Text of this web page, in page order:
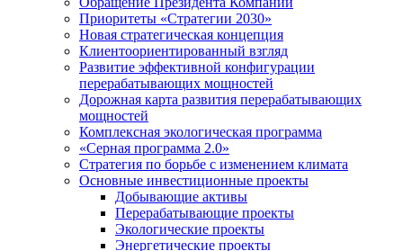
Приоритеты «Стратегии 2030»
Новая стратегическая концепция
Клиентоориентированный взгляд
Развитие эффективной конфигурации
перерабатывающих мощностей
Дорожная карта развития перерабатывающих
мощностей
Комплексная экологическая программа
«Серная программа 2.0»
Стратегия по борьбе с изменением климата
Основные инвестиционные проекты
Добывающие активы
Перерабатывающие проекты
Экологические проекты
Энергетические проекты